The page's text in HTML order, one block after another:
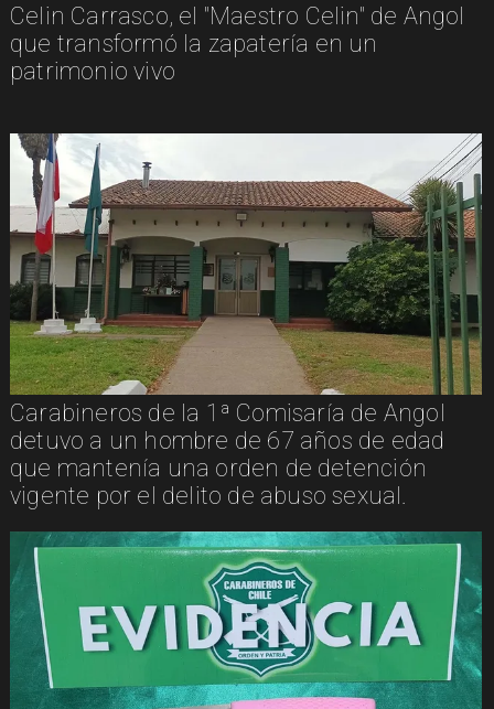
Celin Carrasco, el "Maestro Celin" de Angol
que transformó la zapatería en un
patrimonio vivo
Carabineros de la 1ª Comisaría de Angol
detuvo a un hombre de 67 años de edad
que mantenía una orden de detención
vigente por el delito de abuso sexual.